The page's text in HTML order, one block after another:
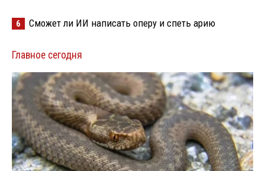
6 Сможет ли ИИ написать оперу и спеть арию
Главное сегодня